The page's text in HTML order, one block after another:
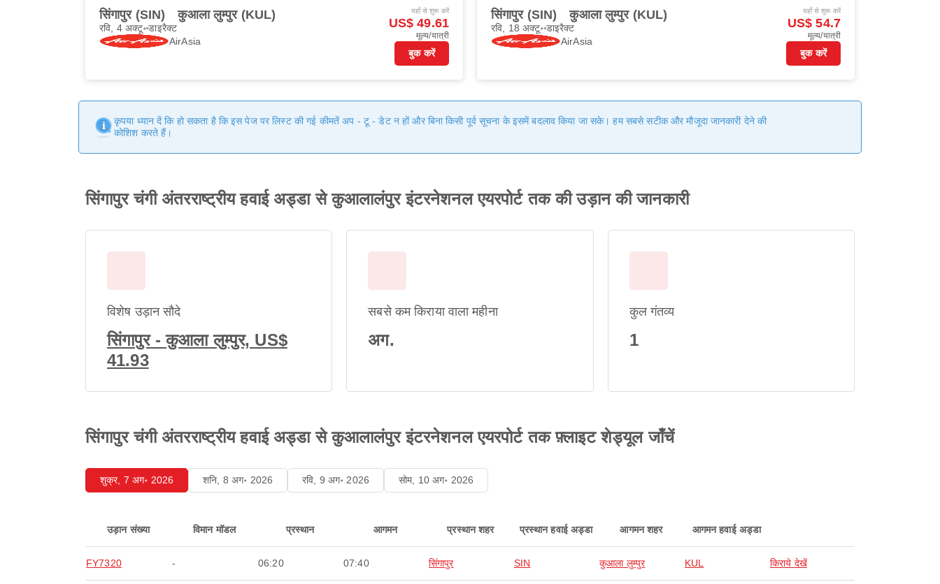
सिंगापुर (SIN) कुआला लुम्पुर (KUL)
रवि, 4 अक्टू॰डाइरैक्ट
AirAsia
यहाँ से शुरू करें
US$ 49.61
मूल्य/यात्री
बुक करें
सिंगापुर (SIN) कुआला लुम्पुर (KUL)
रवि, 18 अक्टू॰ डाइरैक्ट
AirAsia
यहाँ से शुरू करें
US$ 54.7
मूल्य/यात्री
बुक करें
कृपया ध्यान दें कि हो सकता है कि इस पेज पर लिस्ट की गई कीमतें अप - टू - डेट न हों और बिना किसी पूर्व सूचना के इसमें बदलाव किया जा सके। हम सबसे सटीक और मौजूदा जानकारी देने की
कोशिश करते हैं।
सिंगापुर चंगी अंतरराष्ट्रीय हवाई अड्डा से कुआलालंपुर इंटरनेशनल एयरपोर्ट तक की उड़ान की जानकारी
विशेष उड़ान सौदे
सिंगापुर - कुआला लुम्पुर, US$
41.93
सबसे कम किराया वाला महीना
अग.
कुल गंतव्य
1
सिंगापुर चंगी अंतरराष्ट्रीय हवाई अड्डा से कुआलालंपुर इंटरनेशनल एयरपोर्ट तक फ़्लाइट शेड्यूल जाँचें
शुक्र, 7 अग॰ 2026 शनि, 8 अग॰ 2026 रवि, 9 अग॰ 2026 सोम, 10 अग॰ 2026
उड़ान संख्या विमान मॉडल प्रस्थान आगमन प्रस्थान शहर प्रस्थान हवाई अड्डा आगमन शहर आगमन हवाई अड्डा
FY7320 - 06:20 07:40 सिंगापुर SIN कुआला लुम्पुर KUL किराये देखें